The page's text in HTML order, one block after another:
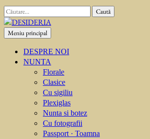
Caută
după:
DESIDERIA
Creator de invitati
Meniu principal
DESPRE NOI
NUNTA
Florale
Clasice
Cu sigiliu
Plexiglas
Nunta si botez
Cu fotografii
Passport · Toamna